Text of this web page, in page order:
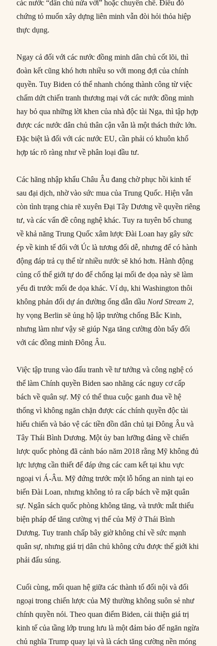
các nước “dân chủ nửa vời” hoặc chuyên chế. Điều đó
chứng tỏ muốn xây dựng liên minh vẫn đòi hỏi thỏa hiệp
thực dụng.
Ngay cả đối với các nước đồng minh dân chủ cốt lõi, thì
đoàn kết cũng khó hơn nhiều so với mong đợi của chính
quyền. Tuy Biden có thể nhanh chóng thành công từ việc
chấm dứt chiến tranh thương mại với các nước đồng minh
hay bỏ qua những lời khen của nhà độc tài Nga, thì tập hợp
được các nước dân chủ thân cận vẫn là một thách thức lớn.
Đặc biệt là đối với các nước EU, cần phải có khuôn khổ
hợp tác rõ ràng như về phân loại đầu tư.
Các hãng nhập khẩu Châu Âu đang chờ phục hồi kinh tế
sau đại dịch, nhờ vào sức mua của Trung Quốc. Hiện vẫn
còn tình trạng chia rẽ xuyên Đại Tây Dương về quyền riêng
tư, và các vấn đề công nghệ khác. Tuy ra tuyên bố chung
về khả năng Trung Quốc xâm lược Đài Loan hay gây sức
ép về kinh tế đối với Úc là tương đối dễ, nhưng để có hành
động đáp trả cụ thể từ nhiều nước sẽ khó hơn. Hành động
củng cố thế giới tự do để chống lại mối đe dọa này sẽ làm
yếu đi trước mối đe dọa khác. Ví dụ, khi Washington thôi
không phản đối dự án đường ống dẫn dầu Nord Stream 2,
hy vọng Berlin sẽ ủng hộ lập trường chống Bắc Kinh,
nhưng làm như vậy sẽ giúp Nga tăng cường đòn bẩy đối
với các đồng minh Đông Âu.
Việc tập trung vào đấu tranh về tư tưởng và công nghệ có
thể làm Chính quyền Biden sao nhãng các nguy cơ cấp
bách về quân sự. Mỹ có thể thua cuộc ganh đua về hệ
thống vì không ngăn chặn được các chính quyền độc tài
hiếu chiến và bảo vệ các tiền đồn dân chủ tại Đông Âu và
Tây Thái Bình Dương. Một ủy ban lưỡng đảng về chiến
lược quốc phòng đã cảnh báo năm 2018 rằng Mỹ không đủ
lực lượng cần thiết để đáp ứng các cam kết tại khu vực
ngoại vi Á-Âu. Mỹ đứng trước một lỗ hổng an ninh tại eo
biển Đài Loan, nhưng không tỏ ra cấp bách về mặt quân
sự. Ngân sách quốc phòng không tăng, và trước mắt thiếu
biện pháp để tăng cường vị thế của Mỹ ở Thái Bình
Dương. Tuy tranh chấp bây giờ không chỉ về sức mạnh
quân sự, nhưng giá trị dân chủ không cứu được thế giới khi
phải đấu súng.
Cuối cùng, mối quan hệ giữa các thành tố đối nội và đối
ngoại trong chiến lược của Mỹ thường không suôn sẻ như
chính quyền nói. Theo quan điểm Biden, cải thiện giá trị
kinh tế của tầng lớp trung lưu là một đảm bảo để ngăn ngừa
chủ nghĩa Trump quay lại và là cách tăng cường nền móng